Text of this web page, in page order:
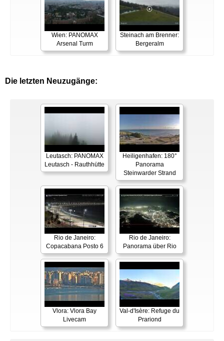
Wien: PANOMAX
Arsenal Turm
Steinach am Brenner:
Bergeralm
Die letzten Neuzugänge:
Leutasch: PANOMAX
Leutasch - Rauthhütte
Heiligenhafen: 180°
Panorama
Steinwarder Strand
Rio de Janeiro:
Copacabana Posto 6
Rio de Janeiro:
Panorama über Rio
Vlora: Vlora Bay
Livecam
Val-d'Isère: Refuge du
Prariond